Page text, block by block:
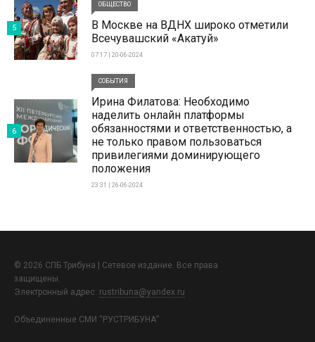
ОБЩЕСТВО
В Москве на ВДНХ широко отметили
Всечувашский «Акатуй»
07:17 | 20-06-2024
5
СОБЫТИЯ
Ирина Филатова: Необходимо
наделить онлайн платформы
обязанностями и ответственностью, а
не только правом пользоваться
привилегиями доминирующего
положения
23:31 | 26-06-2024
6
© 2026 СПБ Трибуна | Сетевое издание. Все права
защищены.
Электронный адрес: rustribuna@yandex.ru
Объединенные СМИ “РУСТРИБУНА”